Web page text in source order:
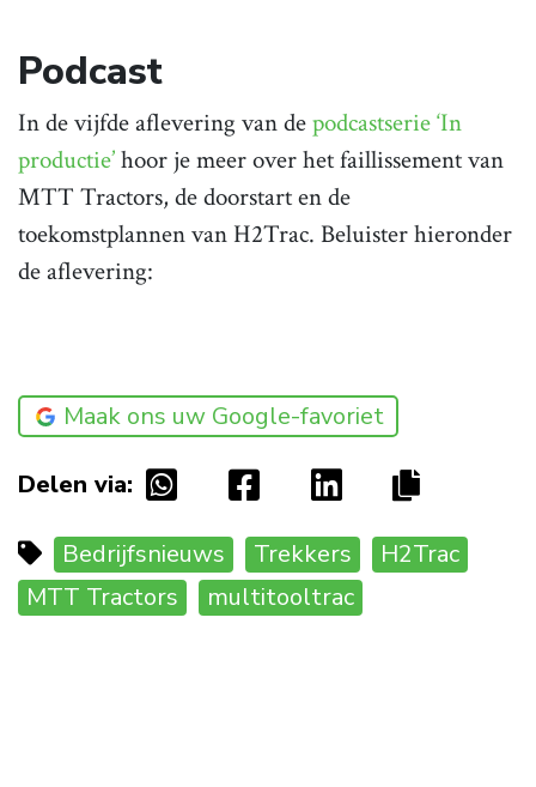
Podcast
In de vijfde aflevering van depodcastserie ‘In
productie’hoor je meer over het faillissement van
MTT Tractors, de doorstart en de
toekomstplannen van H2Trac. Beluister hieronder
de aflevering:
Maak ons uw Google-favoriet
Delen via:
Bedrijfsnieuws Trekkers
H2Trac
MTT Tractors
multitooltrac